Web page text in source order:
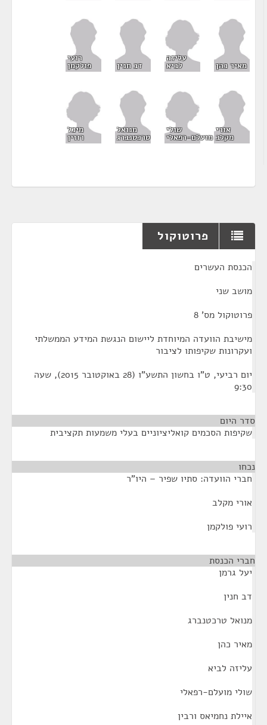
מאיר כהן
עליזה
לביא דב חנין
רועי
פולקמן
אורי
מקלב
שולי
מועלם-רפאלי
מנואל
טרכטנברג
מיכל
רוזין
פרוטוקול
הכנסת העשרים
מושב שני
פרוטוקול מס' 8
מישיבת הוועדה המיוחדת ליישום הנגשת המידע הממשלתי
ועקרונות שקיפותו לציבור
יום רביעי, ט"ו בחשון התשע"ו (28 באוקטובר 2015), שעה
9:30
סדר היום
שקיפות הסכמים קואליציוניים בעלי משמעות תקציבית
נכחו
חברי הוועדה: סתיו שפיר – היו"ר
אורי מקלב
רועי פולקמן
חברי הכנסת
יעל גרמן
דב חנין
מנואל טרכטנברג
מאיר כהן
עליזה לביא
שולי מועלם-רפאלי
איילת נחמיאס ורבין